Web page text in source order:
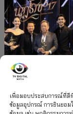
เพื่อมอบประสบการณ์ที่ดีที่
ข้อมูลอุปกรณ์ การยินยอมใ
”คุณพี่เจ้าขา